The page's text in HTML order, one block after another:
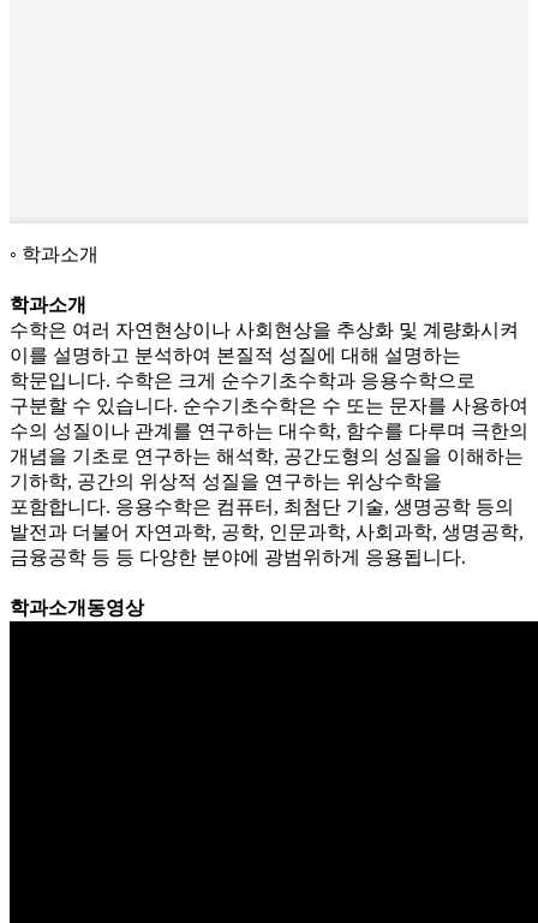
학과소개
학과소개
수학은 여러 자연현상이나 사회현상을 추상화 및 계량화시켜
이를 설명하고 분석하여 본질적 성질에 대해 설명하는
학문입니다. 수학은 크게 순수기초수학과 응용수학으로
구분할 수 있습니다. 순수기초수학은 수 또는 문자를 사용하여
수의 성질이나 관계를 연구하는 대수학, 함수를 다루며 극한의
개념을 기초로 연구하는 해석학, 공간도형의 성질을 이해하는
기하학, 공간의 위상적 성질을 연구하는 위상수학을
포함합니다. 응용수학은 컴퓨터, 최첨단 기술, 생명공학 등의
발전과 더불어 자연과학, 공학, 인문과학, 사회과학, 생명공학,
금융공학 등 등 다양한 분야에 광범위하게 응용됩니다.
학과소개동영상